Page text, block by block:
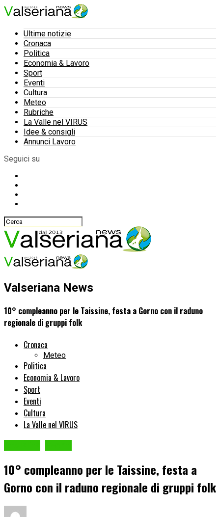
Ultime notizie
Cronaca
Politica
Economia & Lavoro
Sport
Eventi
Cultura
Meteo
Rubriche
La Valle nel VIRUS
Idee & consigli
Annunci Lavoro
Seguici su
Valseriana News
10° compleanno per le Taissine, festa a Gorno con il raduno
regionale di gruppi folk
Cronaca
Meteo
Politica
Economia & Lavoro
Sport
Eventi
Cultura
La Valle nel VIRUS
10° compleanno per le Taissine, festa a
Gorno con il raduno regionale di gruppi folk